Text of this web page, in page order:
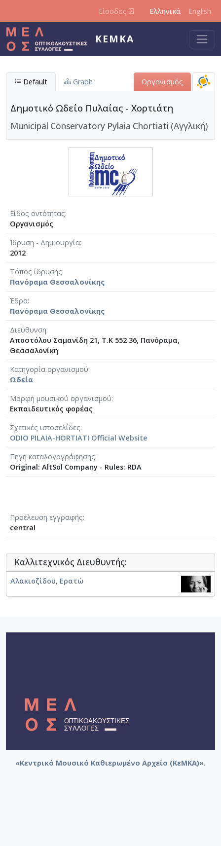
Είσοδος Ελληνικά English
ΚΕΜΚΑ
Default Graph Οργανισμός
Δημοτικό Ωδείο Πυλαίας - Χορτιάτη
Municipal Conservatory Pylaia Chortiati (Αγγλική)
Είδος οντότητας
Οργανισμός
Ίδρυση - Δημιουργία
2012
Τόπος ίδρυσης
Πανόραμα Θεσσαλονίκης
Έδρα
Πανόραμα Θεσσαλονίκης
Διεύθυνση
Αποστόλου Σαμανίδη 21, T.K 552 36, Πανόραμα,
Θεσσαλονίκη
Κατηγορία οργανισμού
Ωδεία
Μορφή μουσικού οργανισμού
Εκπαιδευτικός φορέας
Σχετικές ιστοσελίδες
ODIO PILAIA-HORTIATI Official Website
Πηγή καταλογογράφησης
Original: AltSol Company - Rules: RDA
Προέλευση εγγραφής
central
Καλλιτεχνικός Διευθυντής:
Αλακιοζίδου, Ερατώ
«Κεντρικό Μουσικό Καθιερωμένο Αρχείο (ΚεΜΚΑ)».